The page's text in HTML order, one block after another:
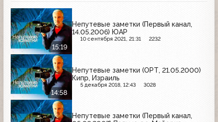
15:19
Непутевые заметки (Первый канал,
14.05.2006) ЮАР
10 сентября 2021, 21:31 2232
14:58
Непутевые заметки (ОРТ, 21.05.2000)
Кипр, Израиль
5 декабря 2018, 12:43 3028
Непутевые заметки (Первый канал,